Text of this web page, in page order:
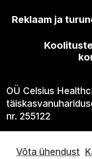
Reklaam ja
OÜ Celsius
nr. 255122
Võta ühendust